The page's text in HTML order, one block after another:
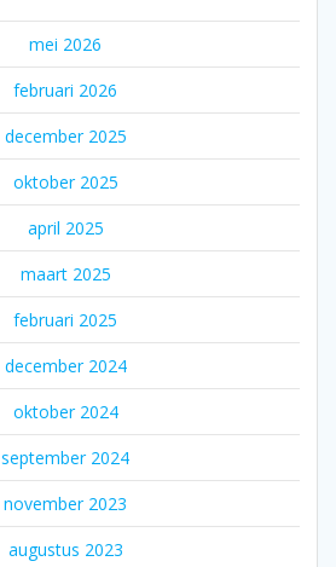
mei 2026
februari 2026
december 2025
oktober 2025
april 2025
maart 2025
februari 2025
december 2024
oktober 2024
september 2024
november 2023
augustus 2023